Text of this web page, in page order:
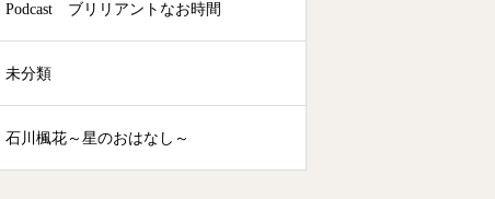
Podcast ブリリアントなお時間
未分類
石川楓花～星のおはなし～